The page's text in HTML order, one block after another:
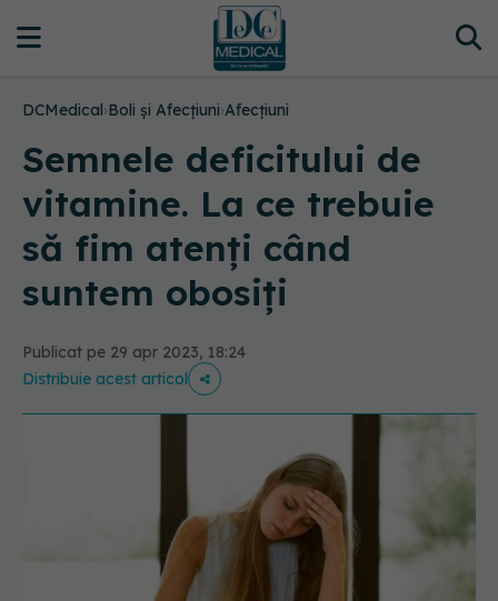
DCMedical›Boli și Afecțiuni›Afecțiuni
Semnele deficitului de
vitamine. La ce trebuie
să fim atenți când
suntem obosiți
Publicat pe 29 apr 2023, 18:24
Distribuie acest articol